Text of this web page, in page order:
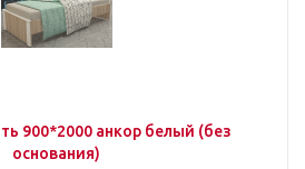
900*2000 анкор белый (без
основания)